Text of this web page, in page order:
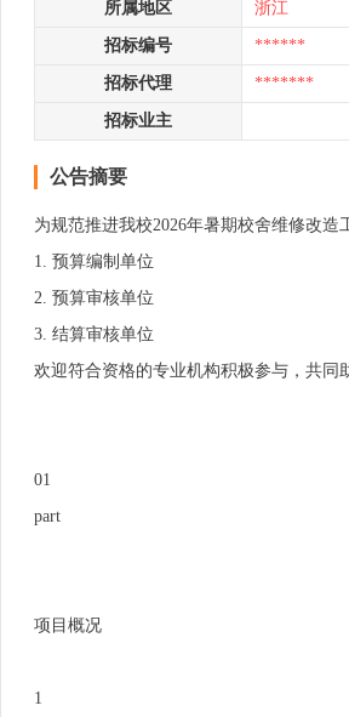
所属地区 浙江
招标编号 ******
招标代理 *******
招标业主
公告摘要
为规范推进我校2026年暑期校舍维修改
1. 预算编制单位
2. 预算审核单位
3. 结算审核单位
欢迎符合资格的专业机构积极参与，共同
01
part
项目概况
1